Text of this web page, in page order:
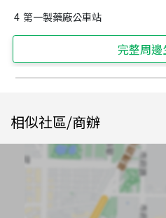
4 第一製藥廠公車站
完整周邊
相似社區/商辦